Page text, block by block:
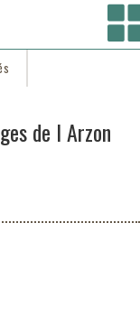
de l Arzon